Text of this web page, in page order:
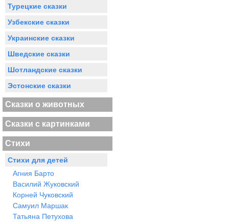
Турецкие сказки
Узбекские сказки
Украинские сказки
Шведские сказки
Шотландские сказки
Эстонские сказки
Сказки о животных
Сказки с картинками
Стихи
Стихи для детей
Агния Барто
Василий Жуковский
Корней Чуковский
Самуил Маршак
Татьяна Петухова